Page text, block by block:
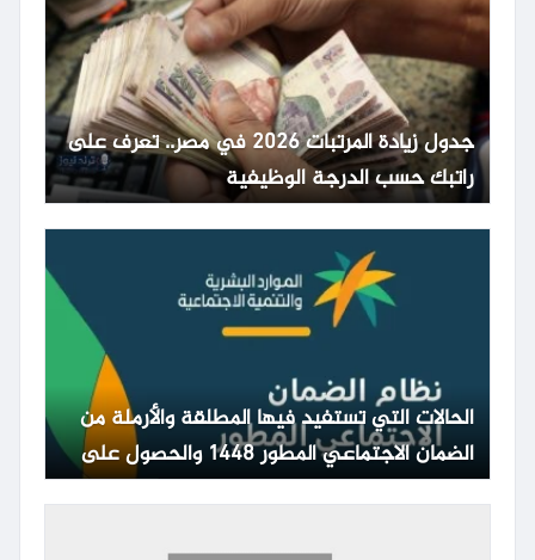
جدول زيادة المرتبات 2026 في مصر.. تعرف على
راتبك حسب الدرجة الوظيفية
الحالات التي تستفيد فيها المطلقة والأرملة من
الضمان الاجتماعي المطور 1448 والحصول على
المعاش